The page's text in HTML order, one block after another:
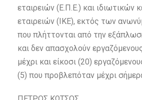
εταιρειών (Ε.Π.Ε.) και ιδιωτικών
εταιρειών (ΙΚΕ), εκτός των
που πλήττονται από την
και δεν απασχολούν
μέχρι και είκοσι (20)
(5) που προβλεπόταν μέχρι